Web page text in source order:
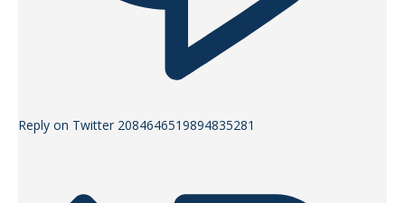
Reply on Twitter 2084646519894835281